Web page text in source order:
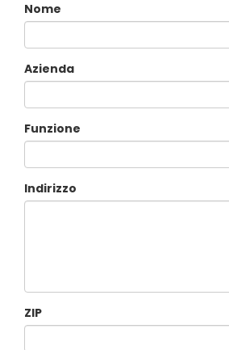
Nome
Azienda
Funzione
Indirizzo
ZIP